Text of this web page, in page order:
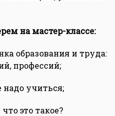
на мастер-классе:
образования и труда:
профессий;
учиться;
это такое?